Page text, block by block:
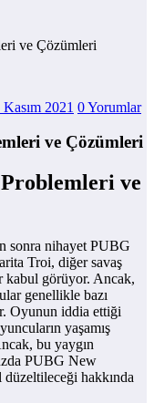
ve Çözümleri
Kasım 2021 0 Yorumlar
ve Çözümleri
Problemleri ve
sonra nihayet PUBG
Troi, diğer savaş
kabul görüyor. Ancak,
genellikle bazı
Oyunun iddia ettiği
yaşamış
bu yaygın
PUBG New
düzeltileceği hakkında